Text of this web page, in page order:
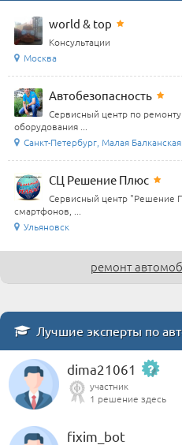
world & top
Консультации
Москва
Автобезопасность
Сервисный центр по ремонту
оборудования ...
Санкт-Петербург, Малая
СЦ Решение Плюс
Сервисный центр "Решение
смартфонов, ...
Ульяновск
ремонт
Лучшие эксперты по
dima21061
участник
1 решение здесь
fixim_bot